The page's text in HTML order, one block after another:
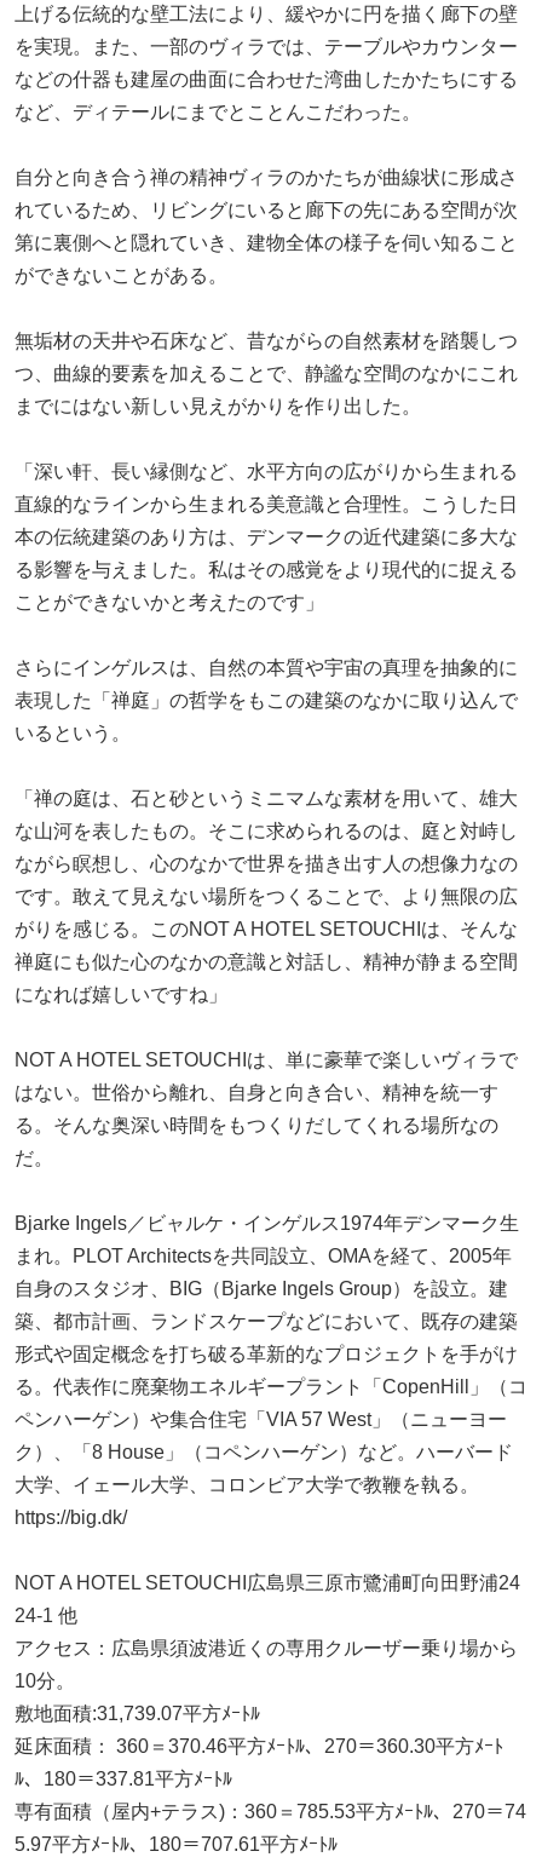
上げる伝統的な壁工法により、緩やかに円を描く廊下の壁
を実現。また、一部のヴィラでは、テーブルやカウンター
などの什器も建屋の曲面に合わせた湾曲したかたちにする
など、ディテールにまでとことんこだわった。
自分と向き合う禅の精神ヴィラのかたちが曲線状に形成さ
れているため、リビングにいると廊下の先にある空間が次
第に裏側へと隠れていき、建物全体の様子を伺い知ること
ができないことがある。
無垢材の天井や石床など、昔ながらの自然素材を踏襲しつ
つ、曲線的要素を加えることで、静謐な空間のなかにこれ
までにはない新しい見えがかりを作り出した。
「深い軒、長い縁側など、水平方向の広がりから生まれる
直線的なラインから生まれる美意識と合理性。こうした日
本の伝統建築のあり方は、デンマークの近代建築に多大な
る影響を与えました。私はその感覚をより現代的に捉える
ことができないかと考えたのです」
さらにインゲルスは、自然の本質や宇宙の真理を抽象的に
表現した「禅庭」の哲学をもこの建築のなかに取り込んで
いるという。
「禅の庭は、石と砂というミニマムな素材を用いて、雄大
な山河を表したもの。そこに求められるのは、庭と対峙し
ながら瞑想し、心のなかで世界を描き出す人の想像力なの
です。敢えて見えない場所をつくることで、より無限の広
がりを感じる。このNOT A HOTEL SETOUCHIは、そんな
禅庭にも似た心のなかの意識と対話し、精神が静まる空間
になれば嬉しいですね」
NOT A HOTEL SETOUCHIは、単に豪華で楽しいヴィラで
はない。世俗から離れ、自身と向き合い、精神を統一す
る。そんな奥深い時間をもつくりだしてくれる場所なの
だ。
Bjarke Ingels／ビャルケ・インゲルス1974年デンマーク生
まれ。PLOT Architectsを共同設立、OMAを経て、2005年
自身のスタジオ、BIG（Bjarke Ingels Group）を設立。建
築、都市計画、ランドスケープなどにおいて、既存の建築
形式や固定概念を打ち破る革新的なプロジェクトを手がけ
る。代表作に廃棄物エネルギープラント「CopenHill」（コ
ペンハーゲン）や集合住宅「VIA 57 West」（ニューヨー
ク）、「8 House」（コペンハーゲン）など。ハーバード
大学、イェール大学、コロンビア大学で教鞭を執る。
https://big.dk/
NOT A HOTEL SETOUCHI広島県三原市鷺浦町向田野浦24
24-1 他
アクセス：広島県須波港近くの専用クルーザー乗り場から
10分。
敷地面積:31,739.07平方ﾒｰﾄﾙ
延床面積： 360＝370.46平方ﾒｰﾄﾙ、270＝360.30平方ﾒｰﾄ
ﾙ、180＝337.81平方ﾒｰﾄﾙ
専有面積（屋内+テラス)：360＝785.53平方ﾒｰﾄﾙ、270＝74
5.97平方ﾒｰﾄﾙ、180＝707.61平方ﾒｰﾄﾙ